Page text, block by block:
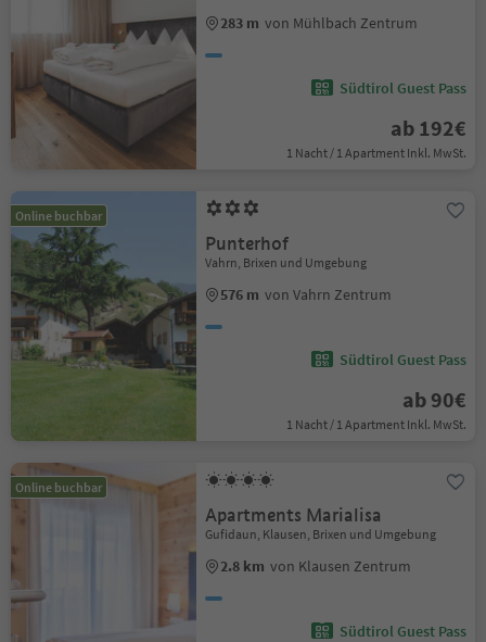
283 m von Mühlbach Zentrum
Südtirol Guest Pass
ab 192€
1 Nacht / 1 Apartment Inkl. MwSt.
Online buchbar
Punterhof
Vahrn, Brixen und Umgebung
576 m von Vahrn Zentrum
Südtirol Guest Pass
ab 90€
1 Nacht / 1 Apartment Inkl. MwSt.
Online buchbar
Apartments Marialisa
Gufidaun, Klausen, Brixen und Umgebung
2.8 km von Klausen Zentrum
Südtirol Guest Pass